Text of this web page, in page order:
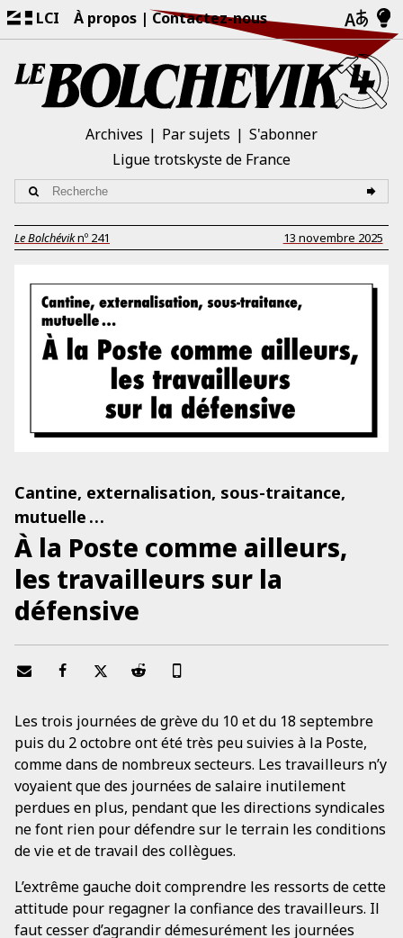
LCI À propos Contactez-nous
Archives Par sujets
S'abonner
Ligue trotskyste de France
Le Bolchéviknº 241 13 novembre 2025
Cantine, externalisation, sous-traitance,
mutuelle . . .
À la Poste comme ailleurs,
les travailleurs sur la
défensive
Les trois journées de grève du 10 et du 18 septembre
puis du 2 octobre ont été très peu suivies à la Poste,
comme dans de nombreux secteurs. Les travailleurs n’y
voyaient que des journées de salaire inutilement
perdues en plus, pendant que les directions syndicales
ne font rien pour défendre sur le terrain les conditions
de vie et de travail des collègues.
L’extrême gauche doit comprendre les ressorts de cette
attitude pour regagner la confiance des travailleurs. Il
faut cesser d’agrandir démesurément les journées